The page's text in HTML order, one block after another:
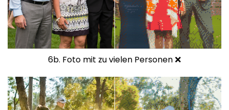
6b. Foto mit zu vielen Personen ❌